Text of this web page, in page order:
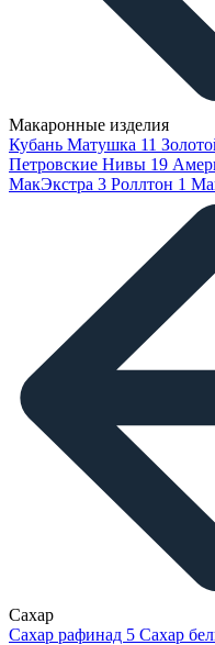
Макаронные изделия
Кубань Матушка 11
Петровские Нивы 19
МакЭкстра 3 Роллтон 1
Сахар
Сахар рафинад 5 Сахар